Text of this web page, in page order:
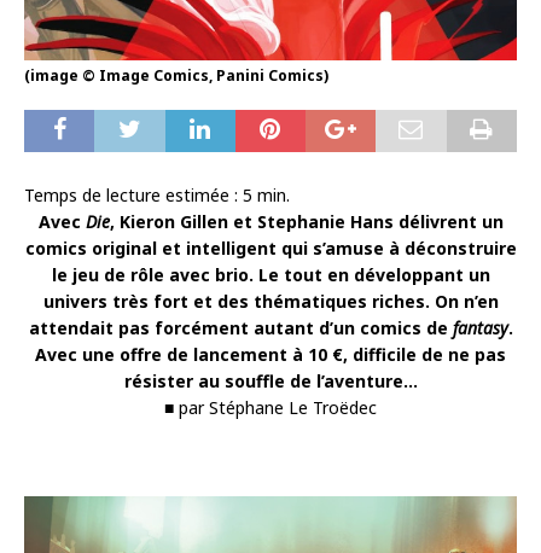
(image © Image Comics, Panini Comics)
Temps de lecture estimée : 5 min.
Avec Die, Kieron Gillen et Stephanie Hans délivrent un
comics original et intelligent qui s’amuse à déconstruire
le jeu de rôle avec brio. Le tout en développant un
univers très fort et des thématiques riches. On n’en
attendait pas forcément autant d’un comics de fantasy.
Avec une offre de lancement à 10 €, difficile de ne pas
résister au souffle de l’aventure…
■ par Stéphane Le Troëdec